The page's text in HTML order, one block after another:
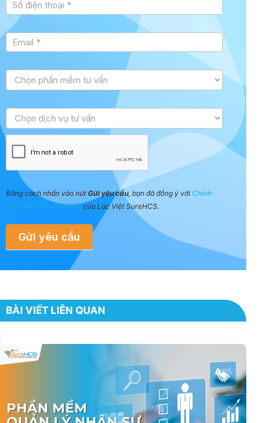
Gửi yêu cầu , bạn đã đồng ý với
sách bảo mật thông tin
của Lạc Việt SureHCS.
Gửi yêu cầu